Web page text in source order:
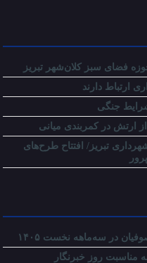
فضای سبز کلان‌شهر تبریز
تبریز/ افتتاح طرح‌های
مناسبت روز خبرنگار